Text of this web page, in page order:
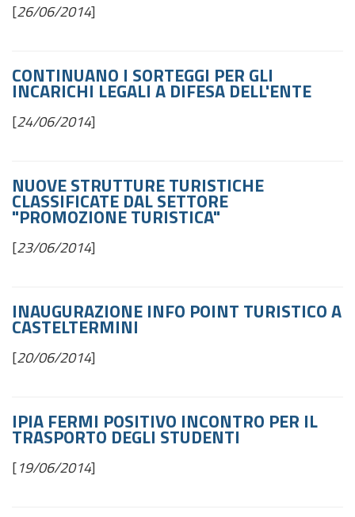
[26/06/2014]
CONTINUANO I SORTEGGI PER GLI
INCARICHI LEGALI A DIFESA DELL'ENTE
[24/06/2014]
NUOVE STRUTTURE TURISTICHE
CLASSIFICATE DAL SETTORE
"PROMOZIONE TURISTICA"
[23/06/2014]
INAUGURAZIONE INFO POINT TURISTICO A
CASTELTERMINI
[20/06/2014]
IPIA FERMI POSITIVO INCONTRO PER IL
TRASPORTO DEGLI STUDENTI
[19/06/2014]